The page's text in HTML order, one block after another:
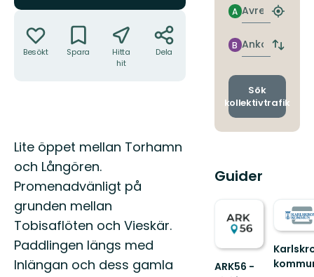
Besökt Spara
Hitta
hit
Dela
Beskrivning
Lite öppet mellan Torhamn
och Långören.
Promenadvänligt på
grunden mellan
Tobisaflöten och Vieskär.
Paddlingen längs med
Inlängan och dess gamla
Avresa
A
Hitta
Ankomst
B
Byt
och
Sök
kollektivtrafik
Guider
ARK56 -